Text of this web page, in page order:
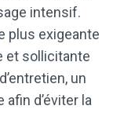
intensif.
plus exigeante
et sollicitante
un
d’éviter la